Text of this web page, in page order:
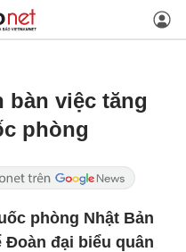
bàn việc tăng
phòng
phòng Nhật Bản
Đoàn đại biểu quân